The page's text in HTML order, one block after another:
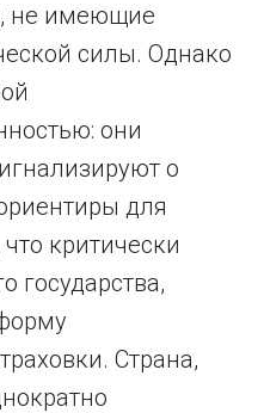
не имеющие
силы. Однако
они
о
для
критически
государства,
Страна,